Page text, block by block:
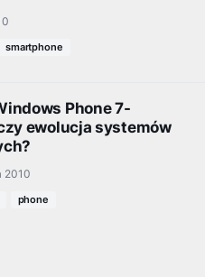
smartphone
Phone 7-
ewolucja systemów
2010
phone